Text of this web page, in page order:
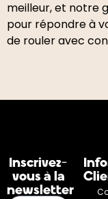
meilleur, et notre
pour répondre à
de rouler avec
Inscrivez-
vous à la
newsletter